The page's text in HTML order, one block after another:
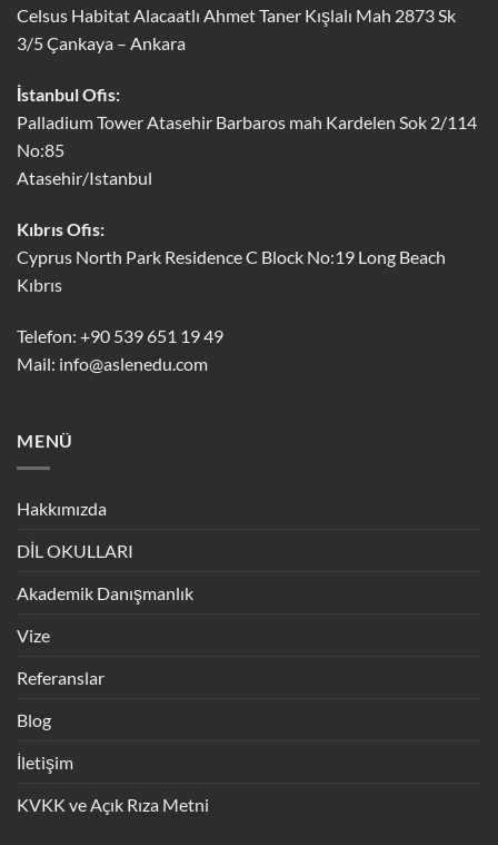
Celsus Habitat Alacaatlı Ahmet Taner Kışlalı Mah 2873 Sk
3/5 Çankaya – Ankara
İstanbul Ofis:
Palladium Tower Atasehir Barbaros mah Kardelen Sok 2/114
No:85
Atasehir/Istanbul
Kıbrıs Ofis:
Cyprus North Park Residence C Block No:19 Long Beach
Kıbrıs
Telefon: +90 539 651 19 49
Mail: info@aslenedu.com
MENÜ
Hakkımızda
DİL OKULLARI
Akademik Danışmanlık
Vize
Referanslar
Blog
İletişim
KVKK ve Açık Rıza Metni